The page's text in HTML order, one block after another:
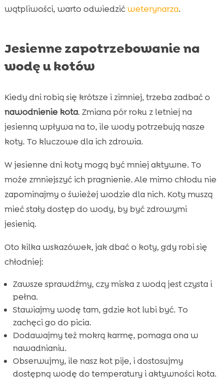
wątpliwości, warto odwiedzićweterynarza.
Jesienne zapotrzebowanie na
wodę u kotów
Kiedy dni robią się krótsze i zimniej, trzeba zadbać o
nawodnienie kota. Zmiana pór roku z letniej na
jesienną wpływa na to, ile wody potrzebują nasze
koty. To kluczowe dla ich zdrowia.
W jesienne dni koty mogą być mniej aktywne. To
może zmniejszyć ich pragnienie. Ale mimo chłodu nie
zapominajmy o świeżej wodzie dla nich. Koty muszą
mieć stały dostęp do wody, by być zdrowymi
jesienią.
Oto kilka wskazówek, jak dbać o koty, gdy robi się
chłodniej:
Zawsze sprawdźmy, czy miska z wodą jest czysta i
pełna.
Stawiajmy wodę tam, gdzie kot lubi być. To
zachęci go do picia.
Dodawajmy też mokrą karmę, pomaga ona w
nawadnianiu.
Obserwujmy, ile nasz kot pije, i dostosujmy
dostępną wodę do temperatury i aktywności kota.